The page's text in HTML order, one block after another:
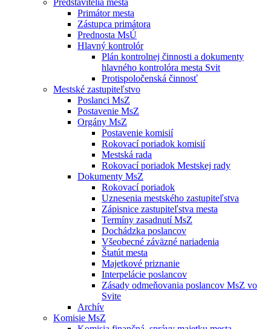
Predstavitelia mesta
Primátor mesta
Zástupca primátora
Prednosta MsÚ
Hlavný kontrolór
Plán kontrolnej činnosti a dokumenty
hlavného kontrolóra mesta Svit
Protispoločenská činnosť
Mestské zastupiteľstvo
Poslanci MsZ
Postavenie MsZ
Orgány MsZ
Postavenie komisií
Rokovací poriadok komisií
Mestská rada
Rokovací poriadok Mestskej rady
Dokumenty MsZ
Rokovací poriadok
Uznesenia mestského zastupiteľstva
Zápisnice zastupiteľstva mesta
Termíny zasadnutí MsZ
Dochádzka poslancov
Všeobecné záväzné nariadenia
Štatút mesta
Majetkové priznanie
Interpelácie poslancov
Zásady odmeňovania poslancov MsZ vo
Svite
Archív
Komisie MsZ